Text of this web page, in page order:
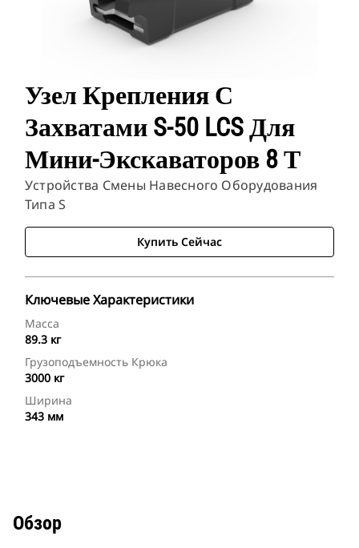
Узел Крепления С
Захватами S-50 LCS Для
Мини-Экскаваторов 8 Т
Устройства Смены Навесного Оборудования
Типа S
Купить Сейчас
Ключевые Характеристики
Масса
89.3 кг
Грузоподъемность Крюка
3000 кг
Ширина
343 мм
Обзор